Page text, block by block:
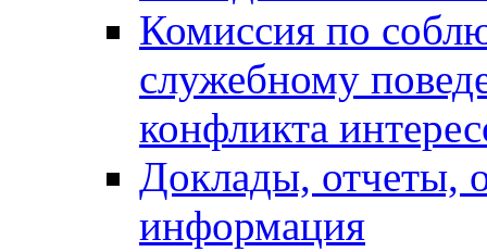
Комиссия по
служебному
конфликта
Доклады, отчеты,
информация